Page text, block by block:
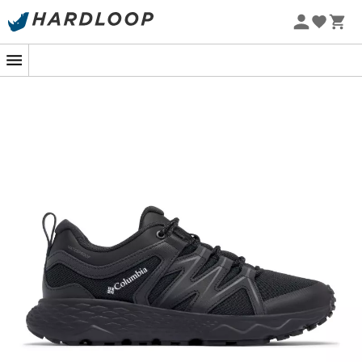
Letnie promocje 🔥 -5% DODATKOWO przy zakupie 2
Dla poszukiwaczek przygód gotowych podbić szlaki
Zaprojektowane przezColumbia
technologię Omni-Tech™, która gwarantuje
wodoodpornąioddychającąochronę. Nawet jeśli niebo
zdecyduje się zafundować Ci niespodziewany prysznic,
Twoje stopy pozostaną suche jak na pierwszym
kilometrze. Dziękipodeszwie środkowej Techlite™,
amortyzacjaikomfortsą zapewnione, pozwalając Ci